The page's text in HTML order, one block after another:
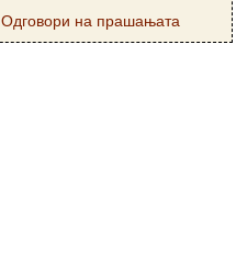
Одговори на прашањата